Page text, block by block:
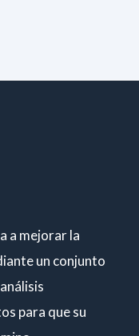
a mejorar la
un conjunto
para que su